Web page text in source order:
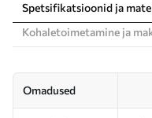
Spetsifikatsioonid ja
Kohaletoimetamine ja
Omadused